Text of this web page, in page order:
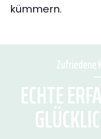
kümmern.
Zufriedene
ECHTE